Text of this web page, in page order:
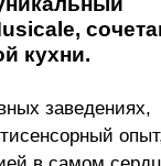
кухни.
заведениях,